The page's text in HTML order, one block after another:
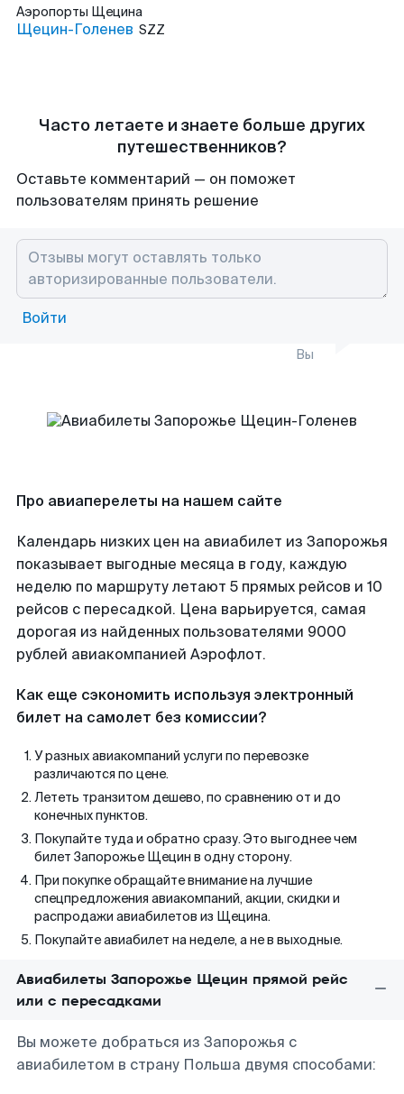
Аэропорты Щецина
Щецин-Голенев SZZ
Часто летаете и знаете больше других
путешественников?
Оставьте комментарий — он поможет
пользователям принять решение
Войти
Вы
Про авиаперелеты на нашем сайте
Календарь низких цен на авиабилет из Запорожья
показывает выгодные месяца в году, каждую
неделю по маршруту летают 5 прямых рейсов и 10
рейсов с пересадкой. Цена варьируется, самая
дорогая из найденных пользователями 9000
рублей авиакомпанией Аэрофлот.
Как еще сэкономить используя электронный
билет на самолет без комиссии?
У разных авиакомпаний услуги по перевозке
различаются по цене.
Лететь транзитом дешево, по сравнению от и до
конечных пунктов.
Покупайте туда и обратно сразу. Это выгоднее чем
билет Запорожье Щецин в одну сторону.
При покупке обращайте внимание на лучшие
спецпредложения авиакомпаний, акции, скидки и
распродажи авиабилетов из Щецина.
Покупайте авиабилет на неделе, а не в выходные.
Авиабилеты Запорожье Щецин прямой рейс
или с пересадками
Вы можете добраться из Запорожья с
авиабилетом в страну Польша двумя способами: